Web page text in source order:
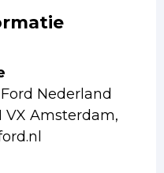
Nederland
VX Amsterdam,